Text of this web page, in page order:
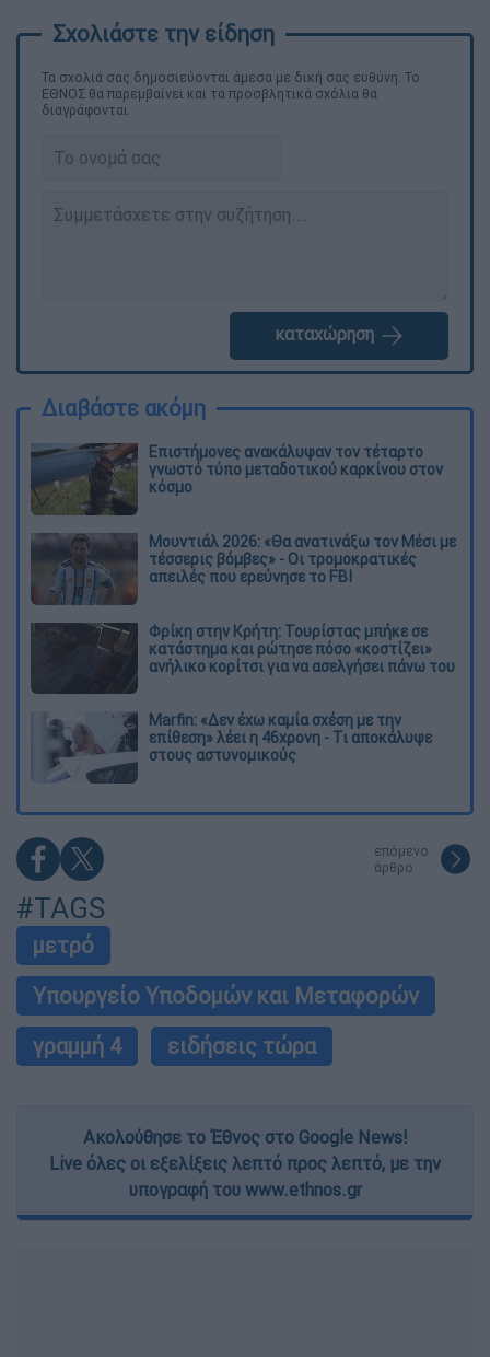
Τα σχολιά σας δημοσιεύονται άμεσα με δική σας ευθύνη. Το
ΕΘΝΟΣ θα παρεμβαίνει και τα προσβλητικά σχόλια θα
διαγράφονται
καταχώρηση
Διαβάστε ακόμη
Επιστήμονες ανακάλυψαν τον τέταρτο
γνωστό τύπο μεταδοτικού καρκίνου στον
κόσμο
Μουντιάλ 2026: «Θα ανατινάξω τον Μέσι με
τέσσερις βόμβες» - Οι τρομοκρατικές
απειλές που ερεύνησε το FBI
Φρίκη στην Κρήτη: Τουρίστας μπήκε σε
κατάστημα και ρώτησε πόσο «κοστίζει»
ανήλικο κορίτσι για να ασελγήσει πάνω του
Marfin: «Δεν έχω καμία σχέση με την
επίθεση» λέει η 46χρονη - Τι αποκάλυψε
στους αστυνομικούς
επόμενο
άρθρο
#TAGS
μετρό
Υπουργείο Υποδομών και Μεταφορών
γραμμή 4
ειδήσεις τώρα
Ακολούθησε το Έθνος στο Google News!
Live όλες οι εξελίξεις λεπτό προς λεπτό, με την
υπογραφή του www.ethnos.gr